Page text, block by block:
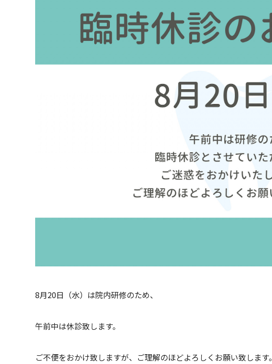
8月20日（水）は院内研修のため、
午前中は休診致します。
ご不便をおかけ致しますが、ご理解のほどよろしくお願い致します。